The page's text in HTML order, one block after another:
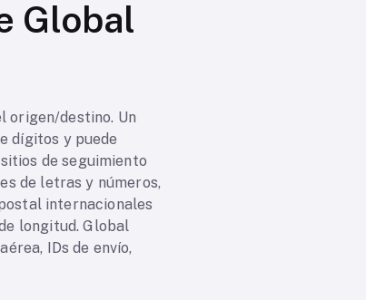
Global
origen/destino. Un
dígitos y puede
de seguimiento
de letras y números,
internacionales
longitud. Global
IDs de envío,